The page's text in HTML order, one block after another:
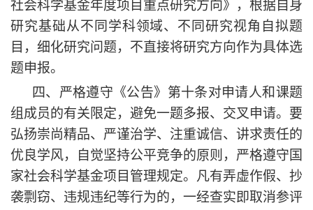
社会科学基金年度项目重点研究方向》，根据自身
研究基础从不同学科领域、不同研究视角自拟题
目，细化研究问题，不直接将研究方向作为具体选
题申报。
四、严格遵守《公告》第十条对申请人和课题
组成员的有关限定，避免一题多报、交叉申请。要
弘扬崇尚精品、严谨治学、注重诚信、讲求责任的
优良学风，自觉坚持公平竞争的原则，严格遵守国
家社会科学基金项目管理规定。凡有弄虚作假、抄
袭剽窃、违规违纪等行为的，一经查实即取消参评